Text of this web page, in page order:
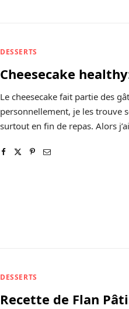
DESSERTS
Cheesecake
Le cheesecake fait partie des
personnellement, je les trouve
surtout en fin de repas. Alors
DESSERTS
Recette de Flan